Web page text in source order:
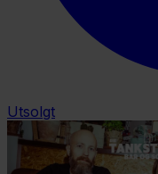
Utsolgt